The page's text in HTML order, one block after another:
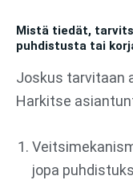
Mistä tiedät,
puhdistusta tai
Joskus tarvitaan
Harkitse
jopa